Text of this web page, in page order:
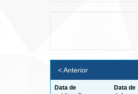
< Anterior
Data de
Data de